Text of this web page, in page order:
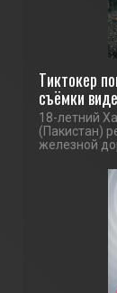
Тиктокер
съёмки
18-летний
(Пакистан)
железной